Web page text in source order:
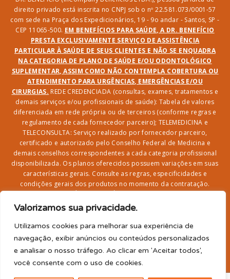
Valorizamos sua privacidade.
Utilizamos cookies para melhorar sua experiência de
navegação, exibir anúncios ou conteúdos personalizados
e analisar o nosso tráfego. Ao clicar em 'Aceitar todos',
você consente com o uso de cookies.
direito privado está inscrita no CNPJ sob o nº 22.581.073/0001-57
com sede na Praça dos Expedicionários, 19 - 9o andar - Santos, SP -
CEP 11065-500. EM BENEFÍCIOS PARA SAÚDE, A DR. BENEFÍCIO
PRESTA EXCLUSIVAMENTE SERVIÇO DE ASSISTÊNCIA
PARTICULAR À SAÚDE DE SEUS CLIENTES E NÃO SE ENQUADRA
NA CATEGORIA DE PLANO DE SAÚDE E/OU ODONTOLÓGICO
SUPLEMENTAR, ASSIM COMO NÃO CONTEMPLA COBERTURA OU
ATENDIMENTO PARA URGÊNCIAS, EMERGÊNCIAS E/OU
CIRURGIAS. REDE CREDENCIADA (consultas, exames, tratamentos e
demais serviços e/ou profissionais de saúde): Tabela de valores
diferenciada em rede própria ou de terceiros (conforme regras e
regulamento de cada fornecedor parceiro); TELEMEDICINA e
TELECONSULTA: Serviço realizado por fornecedor parceiro,
certificado e autorizado pelo Conselho Federal de Medicina e
demais conselhos correspondentes a cada categoria profissional
disponibilizada. Os planos oferecidos possuem variações em suas
características gerais. Consulte as regras, especificidades e
condições gerais dos produtos no momento da contratação.
serviços na rede credenciada;SEGURO DE VIDA, ACIDENTES
PESSOAIS, ASSISTÊNCIA FUNERAL 24H, ASSISTÊNCIA
RESIDENCIAL E SORTEIO: Produto com registro SUSEP
garantido pela SEGUROS SURA (CNPJ sob o nº
adesão/elegibilidade de 64 anos (titular) e carência de 60
para utilização.